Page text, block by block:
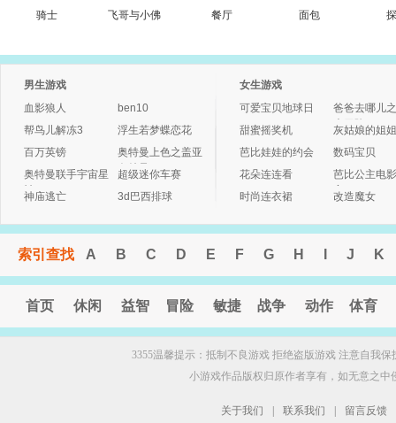
骑士 飞哥与小佛 餐厅 面包
男生游戏
血影狼人
ben10
帮鸟儿解冻3
浮生若梦蝶恋花
百万英镑
奥特曼上色之盖亚
奥特曼
奥特曼联手宇宙星
神
超级迷你车赛
神庙逃亡
3d巴西排球
女生游戏
可爱宝贝地球日
爸爸去哪儿
大冒险3
甜蜜摇奖机
灰姑娘的姐姐
芭比娃娃的约会
数码宝贝
花朵连连看
芭比公主电
字
时尚连衣裙 改造魔女
索引查找 A B C D E F G H J K
首页 休闲 益智 冒险 敏捷 战争 动作 体育
3355温馨提示：抵制不良游戏 拒绝盗版游戏 注意自我
小游戏作品版权归原作者享有，如无意之
关于我们 联系我们
留言反馈